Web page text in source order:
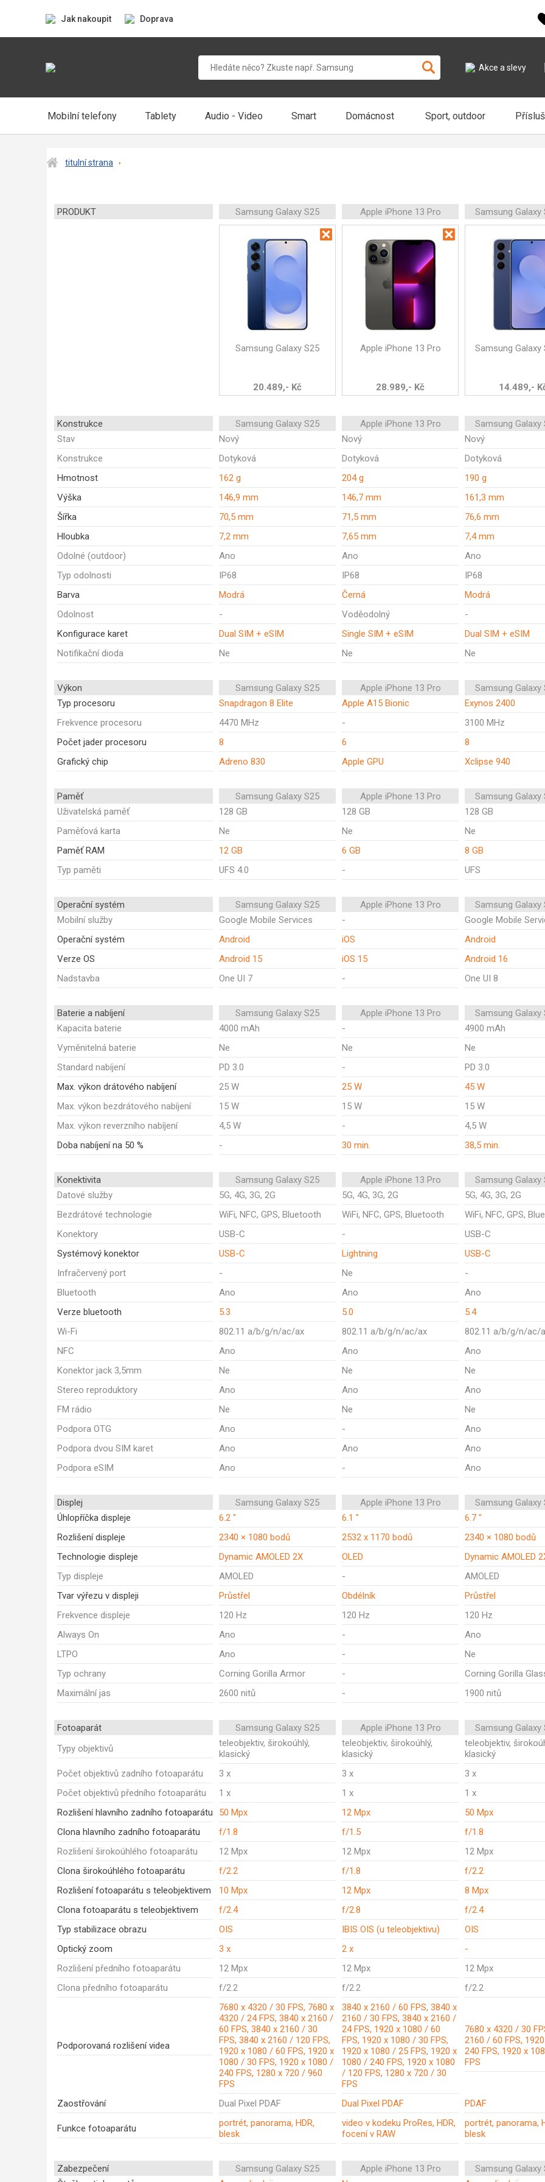
Jak nakoupit Doprava
Akce a slevy
Mobilní telefony Tablety Audio - Video Smart Domácnost Sport, outdoor
titulní strana
PRODUKT Samsung Galaxy S25 Apple iPhone 13 Pro Samsung Galaxy
Samsung Galaxy S25
20.489,- Kč
Apple iPhone 13 Pro
28.989,- Kč
Samsung Galaxy
14.489,-
Konstrukce Samsung Galaxy S25 Apple iPhone 13 Pro
Samsung Galaxy
Stav
Nový Nový
Nový
Konstrukce
Dotyková Dotyková
Dotyková
Hmotnost
162 g 204 g
190 g
Výška
146,9 mm 146,7 mm
161,3 mm
Šířka
70,5 mm 71,5 mm
76,6 mm
Hloubka
7,2 mm 7,65 mm
7,4 mm
Odolné (outdoor)
Ano Ano
Ano
Typ odolnosti
IP68 IP68
IP68
Barva
Modrá Černá
Modrá
Odolnost
- Voděodolný
-
Konfigurace karet
Dual SIM + eSIM Single SIM + eSIM
Dual SIM + eSIM
Notifikační dioda
Ne Ne Ne
Výkon Samsung Galaxy S25 Apple iPhone 13 Pro
Samsung Galaxy
Typ procesoru
Snapdragon 8 Elite Apple A15 Bionic
Exynos 2400
Frekvence procesoru
4470 MHz -
3100 MHz
Počet jader procesoru
8 6
8
Grafický chip
Adreno 830 Apple GPU Xclipse 940
Paměť Samsung Galaxy S25 Apple iPhone 13 Pro
Samsung Galaxy
Uživatelská paměť
128 GB 128 GB
128 GB
Paměťová karta
Ne Ne
Ne
Paměť RAM
12 GB 6 GB
8 GB
Typ paměti
UFS 4.0 - UFS
Operační systém Samsung Galaxy S25 Apple iPhone 13 Pro
Samsung Galaxy
Mobilní služby
Google Mobile Services -
Google Mobile
Operační systém
Android iOS
Android
Verze OS
Android 15 iOS 15
Android 16
Nadstavba
One UI 7 - One UI 8
Baterie a nabíjení Samsung Galaxy S25 Apple iPhone 13 Pro
Samsung Galaxy
Kapacita baterie
4000 mAh -
4900 mAh
Vyměnitelná baterie
Ne Ne
Ne
Standard nabíjení
PD 3.0 -
PD 3.0
Max. výkon drátového nabíjení
25 W 25 W
45 W
Max. výkon bezdrátového nabíjení
15 W 15 W
15 W
Max. výkon reverzního nabíjení
4,5 W -
4,5 W
Doba nabíjení na 50 %
- 30 min. 38,5 min.
Konektivita Samsung Galaxy S25 Apple iPhone 13 Pro
Samsung Galaxy
Datové služby
5G, 4G, 3G, 2G 5G, 4G, 3G, 2G
5G, 4G, 3G, 2G
Bezdrátové technologie
WiFi, NFC, GPS, Bluetooth WiFi, NFC, GPS, Bluetooth
WiFi, NFC, GPS,
Konektory
USB-C -
USB-C
Systémový konektor
USB-C Lightning
USB-C
Infračervený port
- Ne
-
Bluetooth
Ano Ano
Ano
Verze bluetooth
5.3 5.0
5.4
Wi-Fi
802.11 a/b/g/n/ac/ax 802.11 a/b/g/n/ac/ax
802.11 a/b/g/n/ac/
NFC
Ano Ano
Ano
Konektor jack 3,5mm
Ne Ne
Ne
Stereo reproduktory
Ano Ano
Ano
FM rádio
Ne Ne
Ne
Podpora OTG
Ano -
Ano
Podpora dvou SIM karet
Ano Ano
Ano
Podpora eSIM
Ano - Ano
Displej Samsung Galaxy S25 Apple iPhone 13 Pro
Samsung Galaxy
Úhlopříčka displeje
6.2 " 6.1 "
6.7 "
Rozlišení displeje
2340 × 1080 bodů 2532 x 1170 bodů
2340 × 1080 bodů
Technologie displeje
Dynamic AMOLED 2X OLED
Dynamic AMOLED
Typ displeje
AMOLED -
AMOLED
Tvar výřezu v displeji
Průstřel Obdélník
Průstřel
Frekvence displeje
120 Hz 120 Hz
120 Hz
Always On
Ano -
Ano
LTPO
Ano -
Ne
Typ ochrany
Corning Gorilla Armor -
Corning Gorilla
Maximální jas
2600 nitů - 1900 nitů
Fotoaparát Samsung Galaxy S25 Apple iPhone 13 Pro
Samsung Galaxy
Typy objektivů
teleobjektiv, širokoúhlý,
klasický
teleobjektiv, širokoúhlý,
klasický
teleobjektiv,
klasický
Počet objektivů zadního fotoaparátu
3 x 3 x
3 x
Počet objektivů předního fotoaparátu
1 x 1 x
1 x
Rozlišení hlavního zadního fotoaparátu
50 Mpx 12 Mpx
50 Mpx
Clona hlavního zadního fotoaparátu
f/1.8 f/1.5
f/1.8
Rozlišení širokoúhlého fotoaparátu
12 Mpx 12 Mpx
12 Mpx
Clona širokoúhlého fotoaparátu
f/2.2 f/1.8
f/2.2
Rozlišení fotoaparátu s teleobjektivem
10 Mpx 12 Mpx
8 Mpx
Clona fotoaparátu s teleobjektivem
f/2.4 f/2.8
f/2.4
Typ stabilizace obrazu
OIS IBIS OIS (u teleobjektivu)
OIS
Optický zoom
3 x 2 x
-
Rozlišení předního fotoaparátu
12 Mpx 12 Mpx
12 Mpx
Clona předního fotoaparátu
f/2.2 f/2.2 f/2.2
Podporovaná rozlišení videa
7680 x 4320 / 30 FPS, 7680 x
4320 / 24 FPS, 3840 x 2160 /
60 FPS, 3840 x 2160 / 30
FPS, 3840 x 2160 / 120 FPS,
1920 x 1080 / 60 FPS, 1920 x
1080 / 30 FPS, 1920 x 1080 /
240 FPS, 1280 x 720 / 960
FPS
3840 x 2160 / 60 FPS, 3840 x
2160 / 30 FPS, 3840 x 2160 /
24 FPS, 1920 x 1080 / 60
FPS, 1920 x 1080 / 30 FPS,
1920 x 1080 / 25 FPS, 1920 x
1080 / 240 FPS, 1920 x 1080
/ 120 FPS, 1280 x 720 / 30
FPS
7680 x 4320 / 30
2160 / 60 FPS,
240 FPS, 1920 x
FPS
Zaostřování Dual Pixel PDAF Dual Pixel PDAF PDAF
Funkce fotoaparátu
portrét, panorama, HDR,
blesk
video v kodeku ProRes, HDR,
focení v RAW
portrét, panorama,
blesk
Zabezpečení Samsung Galaxy S25 Apple iPhone 13 Pro
Samsung Galaxy